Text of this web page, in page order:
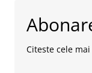
Citeste cele